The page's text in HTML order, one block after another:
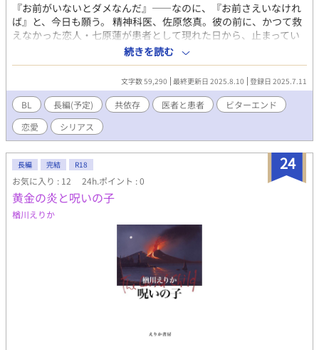
『お前がいないとダメなんだ』――なのに、『お前さえいなけれ
ば』と、今日も願う。 精神科医、佐原悠真。彼の前に、かつて救
えなかった恋人・七原蓮が患者として現れた日から、止まってい
たはずの時間が再び動き出す。 ディソナンス・コード ～共依存の
カルテ～とは違う、二人の物語。 彼らが辿り着く、結末は果たし
て。 ※前作ディソナンス・コード ～共依存のカルテ～とは違う世
界線なので、読んでいなくても大丈夫です。 ※一日一話投稿。全
31話。毎日21時に更新いたします。
続きを読む
文字数 59,290 最終更新日 2025.8.10 登録日 2025.7.11
BL 長編(予定) 共依存 医者と患者
ビターエンド
恋愛
シリアス
24
長編 完結 R18
お気に入り : 12 24h.ポイント : 0
黄金の炎と呪いの子
楢川えりか